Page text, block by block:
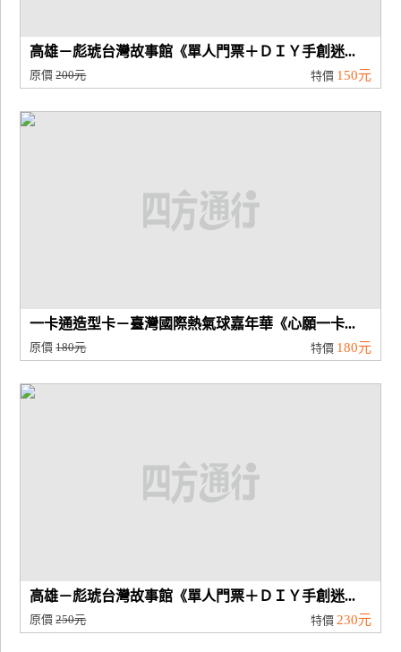
高雄－彪琥台灣故事館《單人門票＋ＤＩＹ手創迷...
原價200元 特價 150元
一卡通造型卡－臺灣國際熱氣球嘉年華《心願一卡...
原價180元 特價 180元
高雄－彪琥台灣故事館《單人門票＋ＤＩＹ手創迷...
原價250元 特價 230元